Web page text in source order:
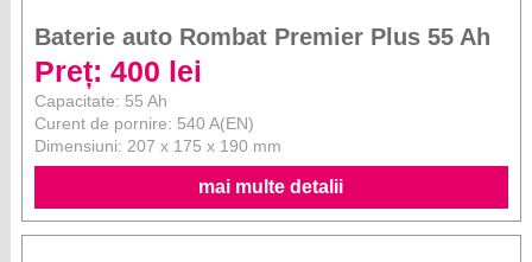
Baterie auto Rombat Premier Plus 55 Ah
Preț: 400 lei
Capacitate: 55 Ah
Curent de pornire: 540 A(EN)
Dimensiuni: 207 x 175 x 190 mm
mai multe detalii